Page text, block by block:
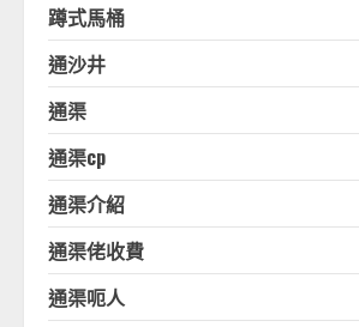
蹲式馬桶
通沙井
通渠
通渠cp
通渠介紹
通渠佬收費
通渠呃人